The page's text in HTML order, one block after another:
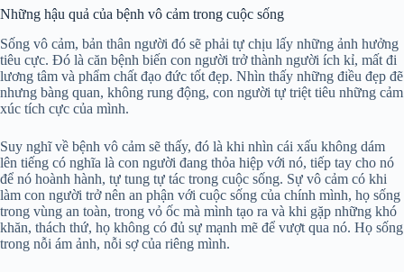
Những hậu quả của bệnh vô cảm trong cuộc sống
Sống vô cảm, bản thân người đó sẽ phải tự chịu lấy những ảnh hưởng
tiêu cực. Đó là căn bệnh biến con người trở thành người ích kỉ, mất đi
lương tâm và phẩm chất đạo đức tốt đẹp. Nhìn thấy những điều đẹp đẽ
nhưng bàng quan, không rung động, con người tự triệt tiêu những cảm
xúc tích cực của mình.
Suy nghĩ về bệnh vô cảm sẽ thấy, đó là khi nhìn cái xấu không dám
lên tiếng có nghĩa là con người đang thỏa hiệp với nó, tiếp tay cho nó
để nó hoành hành, tự tung tự tác trong cuộc sống. Sự vô cảm có khi
làm con người trở nên an phận với cuộc sống của chính mình, họ sống
trong vùng an toàn, trong vỏ ốc mà mình tạo ra và khi gặp những khó
khăn, thách thứ, họ không có đủ sự mạnh mẽ để vượt qua nó. Họ sống
trong nỗi ám ảnh, nỗi sợ của riêng mình.